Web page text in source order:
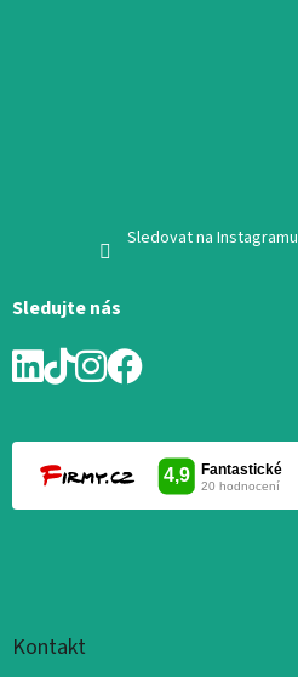
Sledovat na Instagramu
Sledujte nás
Kontakt